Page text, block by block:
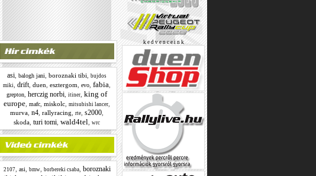
asi balogh jani boroznaki tibi
bujdos
miki drift duen esztergom evo fabia
grepton herczig norbi itiner king of
europe mafc miskolc mitsubishi lancer
murva n4 rallyracing rte s2000
skoda turi tomi wald4tel wrc
2107, asi bmw, borbereki csaba, boroznaki
k e d v e n c e i n k